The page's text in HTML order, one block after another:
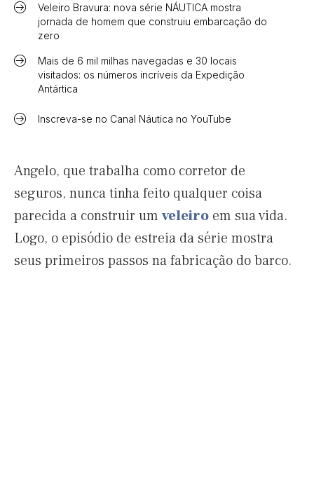
Veleiro Bravura: nova série NÁUTICA mostra
jornada de homem que construiu embarcação do
zero
Mais de 6 mil milhas navegadas e 30 locais
visitados: os números incríveis da Expedição
Antártica
Inscreva-se no Canal Náutica no YouTube
Angelo, que trabalha como corretor de
seguros, nunca tinha feito qualquer coisa
parecida a construir um veleiro em sua vida.
Logo, o episódio de estreia da série mostra
seus primeiros passos na fabricação do barco.